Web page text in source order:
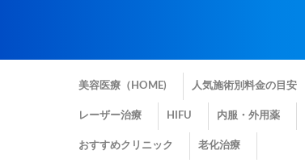
美容医療（HOME) 人気施術別料金の目安
レーザー治療 HIFU 内服・外用薬
おすすめクリニック 老化治療